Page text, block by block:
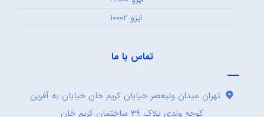
ایزو ۱۰۰۰۲
تماس با ما
تهران میدان ولیعصر خیابان کریم خان خیابان به آفرین
کوچه ولدی پلاک ۳۹ ساختمان کریم خان